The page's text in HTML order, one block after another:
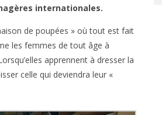
internationales.
de poupées » où tout est fait
les femmes de tout âge à
apprennent à dresser la
celle qui deviendra leur «